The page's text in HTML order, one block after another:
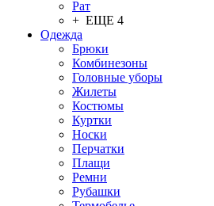
Рат
+ ЕЩЕ 4
Одежда
Брюки
Комбинезоны
Головные уборы
Жилеты
Костюмы
Куртки
Носки
Перчатки
Плащи
Ремни
Рубашки